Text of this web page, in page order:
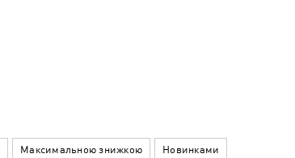
Максимальною знижкою Новинками